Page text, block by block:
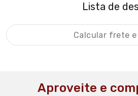
Lista de
Aproveite e